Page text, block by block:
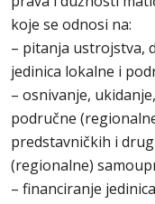
koje se odnosi na:
– pitanja ustrojstva,
jedinica lokalne i
– osnivanje,
područne
predstavničkih i
(regionalne)
– financiranje